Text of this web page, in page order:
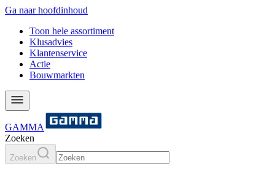
Ga naar hoofdinhoud
Toon hele assortiment
Klusadvies
Klantenservice
Actie
Bouwmarkten
GAMMA
Zoeken
Zoeken